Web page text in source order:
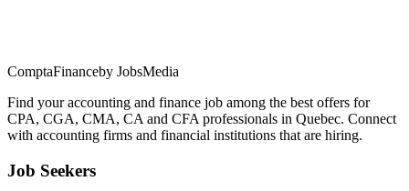
ComptaFinanceby JobsMedia
Find your accounting and finance job among the best offers for
CPA, CGA, CMA, CA and CFA professionals in Quebec. Connect
with accounting firms and financial institutions that are hiring.
Job Seekers